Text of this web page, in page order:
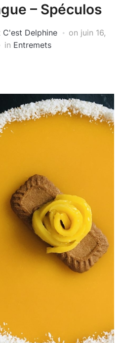
– Spéculos
C'est Delphine on juin 16,
in Entremets